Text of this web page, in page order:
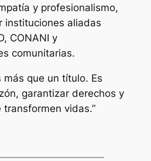
y profesionalismo,
instituciones aliadas
CONANI y
comunitarias.
más que un título. Es
garantizar derechos y
vidas.”